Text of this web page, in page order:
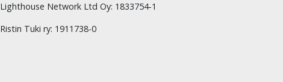
Lighthouse Network Ltd Oy: 1833754-1
Ristin Tuki ry: 1911738-0